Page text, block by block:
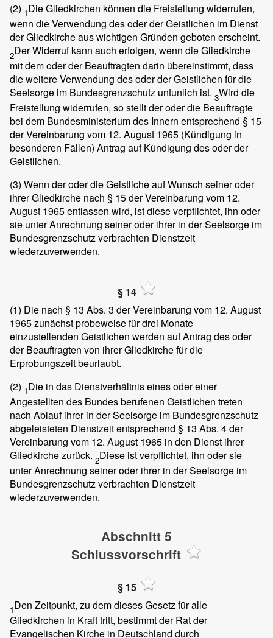
(2) 1Die Gliedkirchen können die Freistellung widerrufen,
wenn die Verwendung des oder der Geistlichen im Dienst
der Gliedkirche aus wichtigen Gründen geboten erscheint.
2Der Widerruf kann auch erfolgen, wenn die Gliedkirche
mit dem oder der Beauftragten darin übereinstimmt, dass
die weitere Verwendung des oder der Geistlichen für die
Seelsorge im Bundesgrenzschutz untunlich ist. 3Wird die
Freistellung widerrufen, so stellt der oder die Beauftragte
bei dem Bundesministerium des Innern entsprechend § 15
der Vereinbarung vom 12. August 1965 (Kündigung in
besonderen Fällen) Antrag auf Kündigung des oder der
Geistlichen.
(3) Wenn der oder die Geistliche auf Wunsch seiner oder
ihrer Gliedkirche nach § 15 der Vereinbarung vom 12.
August 1965 entlassen wird, ist diese verpflichtet, ihn oder
sie unter Anrechnung seiner oder ihrer in der Seelsorge im
Bundesgrenzschutz verbrachten Dienstzeit
wiederzuverwenden.
§ 14
(1) Die nach § 13 Abs. 3 der Vereinbarung vom 12. August
1965 zunächst probeweise für drei Monate
einzustellenden Geistlichen werden auf Antrag des oder
der Beauftragten von ihrer Gliedkirche für die
Erprobungszeit beurlaubt.
(2) 1Die in das Dienstverhältnis eines oder einer
Angestellten des Bundes berufenen Geistlichen treten
nach Ablauf ihrer in der Seelsorge im Bundesgrenzschutz
abgeleisteten Dienstzeit entsprechend § 13 Abs. 4 der
Vereinbarung vom 12. August 1965 in den Dienst ihrer
Gliedkirche zurück. 2Diese ist verpflichtet, ihn oder sie
unter Anrechnung seiner oder ihrer in der Seelsorge im
Bundesgrenzschutz verbrachten Dienstzeit
wiederzuverwenden.
Abschnitt 5
Schlussvorschrift
§ 15
1Den Zeitpunkt, zu dem dieses Gesetz für alle
Gliedkirchen in Kraft tritt, bestimmt der Rat der
Evangelischen Kirche in Deutschland durch